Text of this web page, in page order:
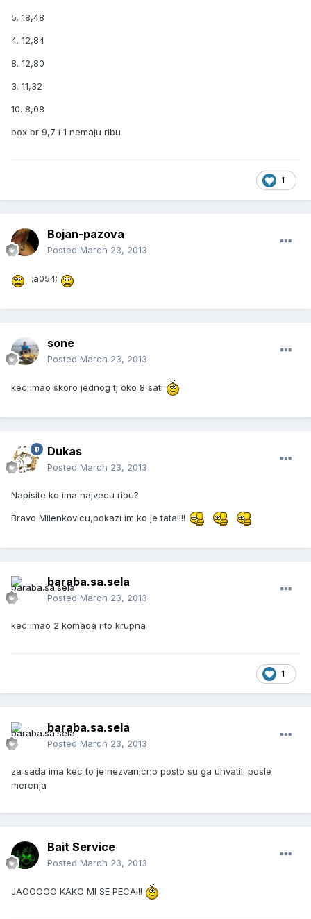
5. 18,48
4. 12,84
8. 12,80
3. 11,32
10. 8,08
box br 9,7 i 1 nemaju ribu
1
Bojan-pazova
Posted March 23, 2013
:a054:
sone
Posted March 23, 2013
kec imao skoro jednog tj oko 8 sati
Dukas
Posted March 23, 2013
Napisite ko ima najvecu ribu?
Bravo Milenkovicu,pokazi im ko je tata!!!!
baraba.sa.sela
Posted March 23, 2013
kec imao 2 komada i to krupna
1
baraba.sa.sela
Posted March 23, 2013
za sada ima kec to je nezvanicno posto su ga uhvatili posle
merenja
Bait Service
Posted March 23, 2013
JAOOOOO KAKO MI SE PECA!!!